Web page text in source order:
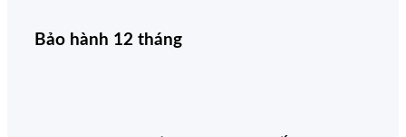
Bảo hành 12 tháng